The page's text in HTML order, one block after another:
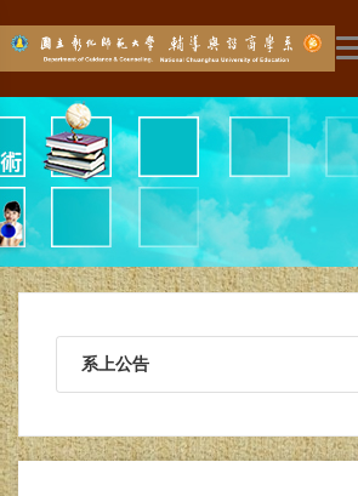
系上公告